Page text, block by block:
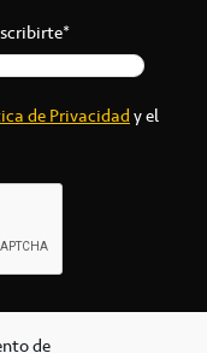
de
de Privacidady el